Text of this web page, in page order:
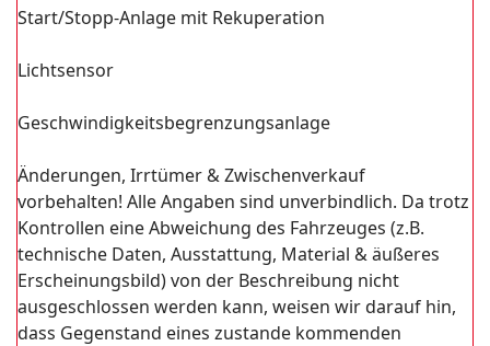
Start/Stopp-Anlage mit Rekuperation
Lichtsensor
Geschwindigkeitsbegrenzungsanlage
Änderungen, Irrtümer & Zwischenverkauf
vorbehalten! Alle Angaben sind unverbindlich. Da trotz
Kontrollen eine Abweichung des Fahrzeuges (z.B.
technische Daten, Ausstattung, Material & äußeres
Erscheinungsbild) von der Beschreibung nicht
ausgeschlossen werden kann, weisen wir darauf hin,
dass Gegenstand eines zustande kommenden